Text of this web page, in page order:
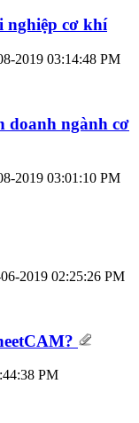
nghiệp cơ khí
2019 03:14:48 PM
doanh ngành cơ
2019 03:01:10 PM
2019 02:25:26 PM
PM